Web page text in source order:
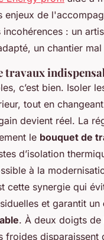
enjeux de
incohérences : un
un chantier
travaux
c’est bien. Isoler
tout en
devient réel. La
le bouquet de
d’isolation
à la
cette synergie qui
et garantit un
. À deux doigts de
froides disparaissent